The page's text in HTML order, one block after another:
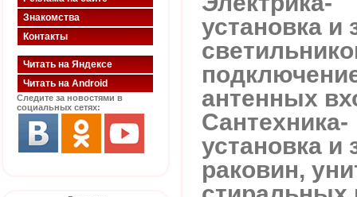
Знакомства
Контакты
Читать на Яндексе
Читать на Android
Следите за новостями в
социальных сетях:
установка и
антенных
Сантехника-
установка и
раковин,